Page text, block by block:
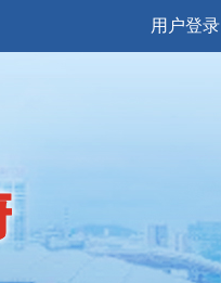
用户登录